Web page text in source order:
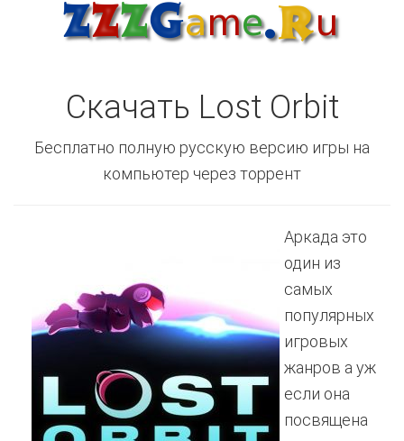
Скачать Lost Orbit
Бесплатно полную русскую версию игры на
компьютер через торрент
Аркада это
один из
самых
популярных
игровых
жанров а уж
если она
посвящена